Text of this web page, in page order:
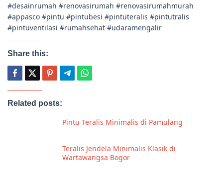
#desainrumah #renovasirumah #renovasirumahmurah
#appasco #pintu #pintubesi #pintuteralis #pintutralis
#pintuventilasi #rumahsehat #udaramengalir
Share this:
Related posts:
Pintu Teralis Minimalis di Pamulang
Teralis Jendela Minimalis Klasik di
Wartawangsa Bogor